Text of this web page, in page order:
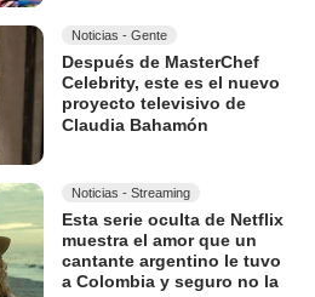
Noticias - Gente
Después de MasterChef
Celebrity, este es el nuevo
proyecto televisivo de
Claudia Bahamón
Noticias - Streaming
Esta serie oculta de Netflix
muestra el amor que un
cantante argentino le tuvo
a Colombia y seguro no la